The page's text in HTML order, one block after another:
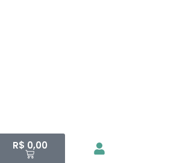
R$ 0,00